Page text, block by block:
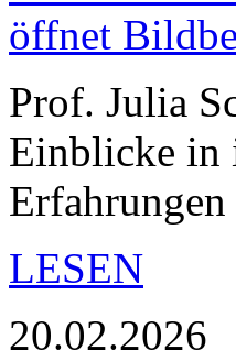
Prof. Julia
Einblicke in
LESEN
20.02.2026